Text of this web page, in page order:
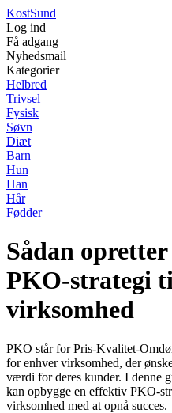
KostSund
Log ind
Få adgang
Nyhedsmail
Kategorier
Helbred
Trivsel
Fysisk
Søvn
Diæt
Barn
Hun
Han
Hår
Fødder
Sådan
PKO-strategi
virksomhed
PKO står for Pris-Kvalitet-
for enhver virksomhed, der
værdi for deres kunder. I denne
kan opbygge en effektiv PKO-
virksomhed med at opnå succes.